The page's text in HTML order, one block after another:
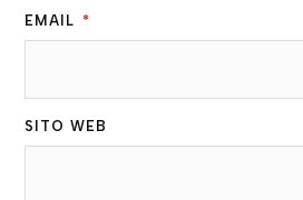
EMAIL *
SITO WEB